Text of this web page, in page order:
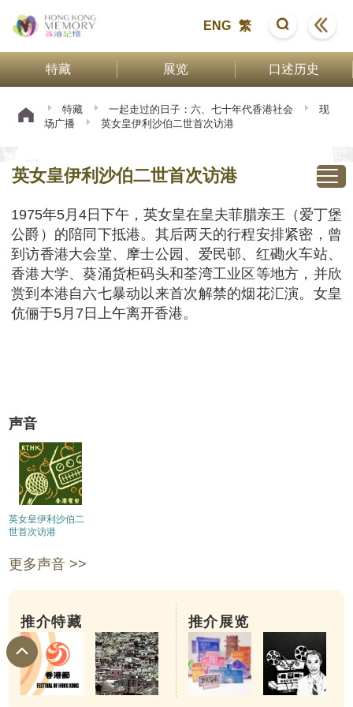
ENG 繁
特藏 展览 口述历史
特藏 一起走过的日子：六、七十年代香港社会
现
场广播
英女皇伊利沙伯二世首次访港
英女皇伊利沙伯二世首次访港
1975年5月4日下午，英女皇在皇夫菲腊亲王（爱丁堡
公爵）的陪同下抵港。其后两天的行程安排紧密，曾
到访香港大会堂、摩士公园、爱民邨、红磡火车站、
香港大学、葵涌货柜码头和荃湾工业区等地方，并欣
赏到本港自六七暴动以来首次解禁的烟花汇演。女皇
伉俪于5月7日上午离开香港。
声音
英女皇伊利沙伯二
世首次访港
更多声音 >>
推介特藏 推介展览